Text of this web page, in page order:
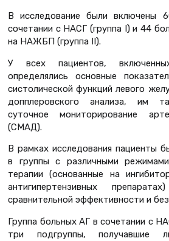
В исследование были включены
сочетании с НАСГ (группа I) и 44
на НАЖБП (группа II).
У всех пациентов,
определялись основные
систолической функций левого
допплеровского анализа, им
суточное мониторирование
(СМАД).
В рамках исследования пациенты
в группы с различными режимами
терапии (основанные на
антигипертензивных
сравнительной эффективности и
Группа больных АГ в сочетании с
три подгруппы, получавшие